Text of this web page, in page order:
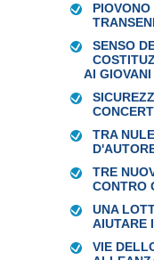
SENSO
AI GIOVANI
TRA
TRE
CONTRO
UNA
AIUTARE
VIE